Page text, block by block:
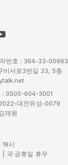
번호 : 364-33-00993
비서로3번길 33, 5층
: 0505-604-3001
대전유성-0079
재원
시
국·공휴일 휴무